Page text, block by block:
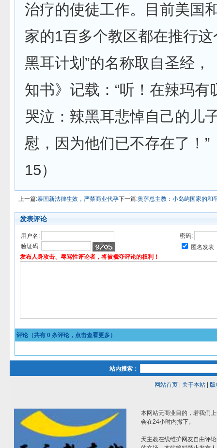
治疗的使徒工作。目前美国
家的1百多个教区都在推行这
黑耳计划”的名称取自圣经，
知书》记载：“听！在辣玛有
哭泣：辣黑耳悲悼自己的儿
慰，因为他们已不存在了！”
15）
上一篇:泰国新法律生效，严禁商业代孕下一篇:奥萨总主教：小岛屿国家的和
发表评论
用户名:
密码:
验证码:
匿名发表
发布人身攻击、辱骂性评论者，将被褫夺评论的权利！
评论（共有 0 条评论，点击查看更多）
站内搜索：
网站首页| 关于本站| 版
本网站无商业目的，若我们
会在24小时内撤下。
天主教在线维护网友自由评